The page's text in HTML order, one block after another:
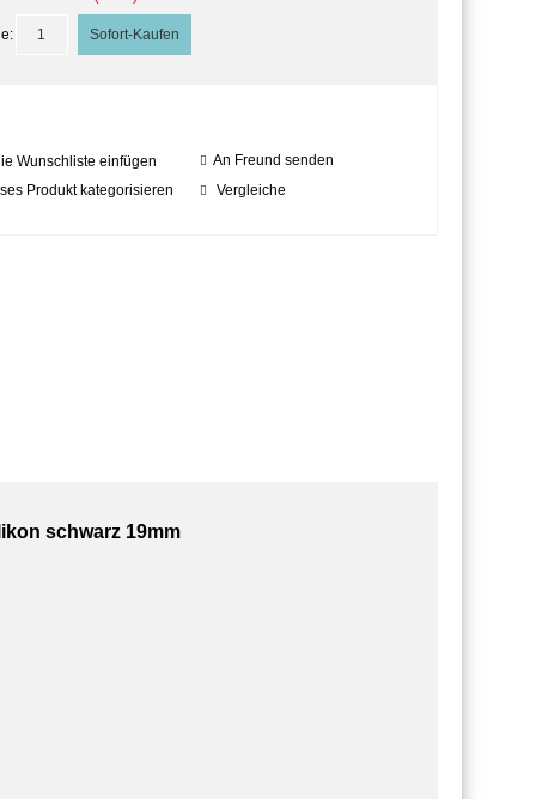
Wunschliste einfügen
An Freund senden
Produkt kategorisieren
Vergleiche
schwarz 19mm